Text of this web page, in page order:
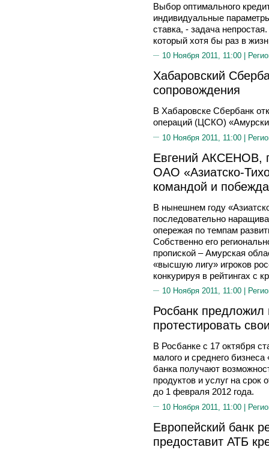
Выбор оптимального
индивидуальные
ставка, - задача
который хотя бы раз в
10 Ноября 2011, 11:00 |
Хабаровский
сопровождения
В Хабаровске Сбербанк
операций (ЦСКО)
10 Ноября 2011, 11:00 |
Евгений АКСЕНОВ,
ОАО «Азиатско-
командой и
В нынешнем году
последовательно
опережая по темпам
Собственно его
пропиской – Амурская
«высшую лигу» игроков
конкурируя в рейтингах с
10 Ноября 2011, 11:00 |
Росбанк
протестировать
В Росбанке c 17 октября
малого и среднего
банка получают
продуктов и услуг на срок
до 1 февраля 2012 года.
10 Ноября 2011, 11:00 |
Европейский банк
предоставит АТБ